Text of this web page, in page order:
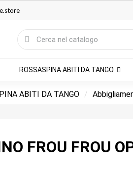
ROSSASPINA ABITI DA TANGO
ABITI DA TANGO
FROU FROU